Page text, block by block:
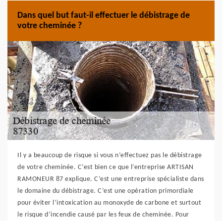
Dans quel but faut-il effectuer le débistrage de
votre cheminée ?
Il y a beaucoup de risque si vous n’effectuez pas le débistrage
de votre cheminée. C’est bien ce que l’entreprise ARTISAN
RAMONEUR 87 explique. C’est une entreprise spécialiste dans
le domaine du débistrage. C’est une opération primordiale
pour éviter l’intoxication au monoxyde de carbone et surtout
le risque d’incendie causé par les feux de cheminée. Pour